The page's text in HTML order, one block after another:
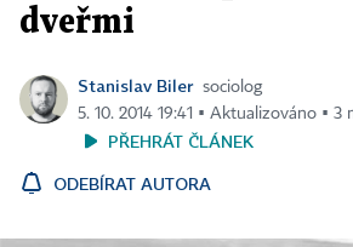
dveřmi
Stanislav Biler sociolog
5. 10. 2014 19:41 ▪ Aktualizováno ▪ 3
PŘEHRÁT ČLÁNEK
ODEBÍRAT AUTORA